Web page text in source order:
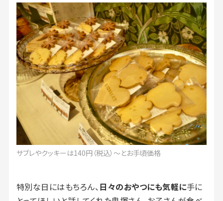
サブレやクッキーは140円（税込）〜とお手頃価格
特別な日にはもちろん、日々のおやつにも気軽に手に